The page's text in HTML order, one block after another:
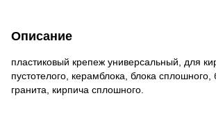
Описание
пластиковый крепеж универсальный, для
пустотелого, керамблока, блока сплошного,
гранита, кирпича сплошного.